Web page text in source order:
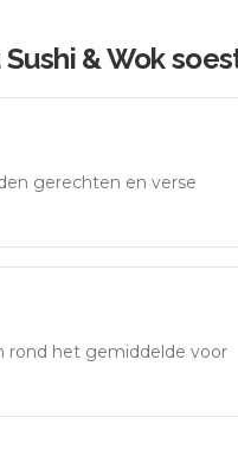
Sushi & Wok
gerechten en verse
rond het gemiddelde voor